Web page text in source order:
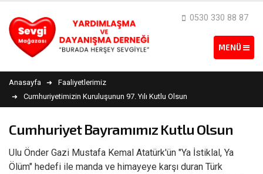
0530 330 88 87
Anasayfa
Faaliyetlerimiz
Cumhuriyetimizin Kuruluşunun 97. Yılı Kutlu Olsun
Cumhuriyet Bayramımız Kutlu Olsun
Ulu Önder Gazi Mustafa Kemal Atatürk'ün "Ya İstiklal, Ya
Ölüm" hedefi ile manda ve himayeye karşı duran Türk